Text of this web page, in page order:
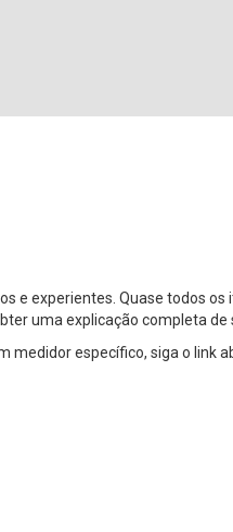
e experientes. Quase todos os
uma explicação completa de
medidor específico, siga o link